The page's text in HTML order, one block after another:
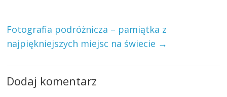
Fotografia podróżnicza – pamiątka z
najpiękniejszych miejsc na świecie →
Dodaj komentarz